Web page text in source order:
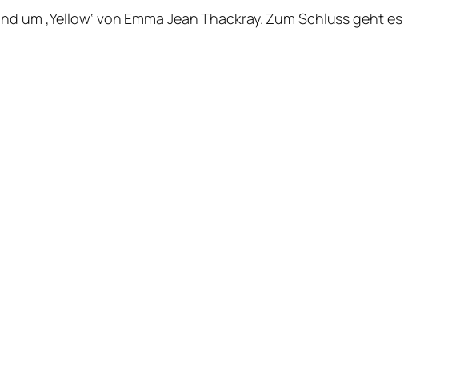
um ‚Yellow‘ von Emma Jean Thackray. Zum Schluss geht es